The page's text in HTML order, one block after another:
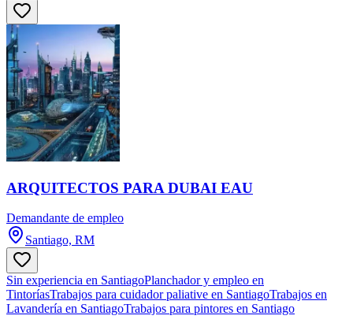
ARQUITECTOS PARA DUBAI EAU
Demandante de empleo
Santiago, RM
Sin experiencia en SantiagoPlanchador y empleo en
TintoríasTrabajos para cuidador paliative en SantiagoTrabajos en
Lavandería en SantiagoTrabajos para pintores en Santiago